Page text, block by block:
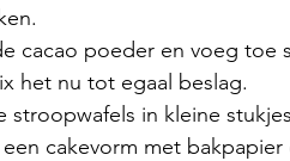
cacao poeder en voeg toe
het nu tot egaal beslag.
stroopwafels in kleine
cakevorm met